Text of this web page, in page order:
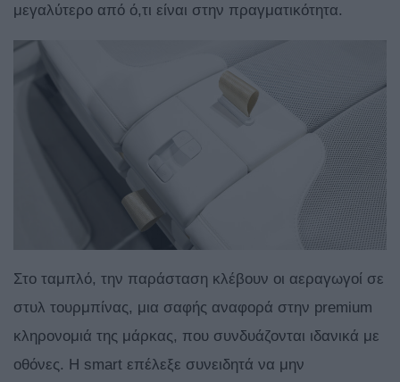
μεγαλύτερο από ό,τι είναι στην πραγματικότητα.
Στο ταμπλό, την παράσταση κλέβουν οι αεραγωγοί σε
στυλ τουρμπίνας, μια σαφής αναφορά στην premium
κληρονομιά της μάρκας, που συνδυάζονται ιδανικά με
οθόνες. Η smart επέλεξε συνειδητά να μην